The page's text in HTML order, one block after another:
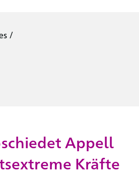
/
Appell
Kräfte